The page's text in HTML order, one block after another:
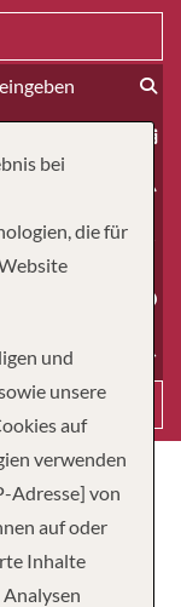
bei
die für
und
unsere
auf
verwenden
Adresse] von
auf oder
Inhalte